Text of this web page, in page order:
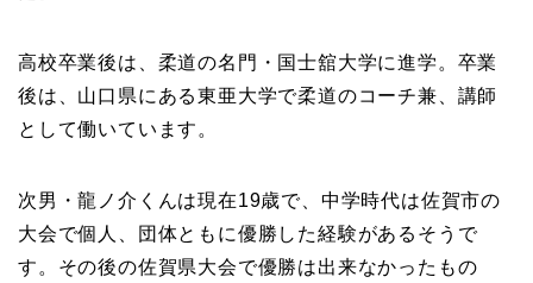
高校卒業後は、柔道の名門・国士舘大学に進学。卒業
後は、山口県にある東亜大学で柔道のコーチ兼、講師
として働いています。
次男・龍ノ介くんは現在19歳で、中学時代は佐賀市の
大会で個人、団体ともに優勝した経験があるそうで
す。その後の佐賀県大会で優勝は出来なかったもの